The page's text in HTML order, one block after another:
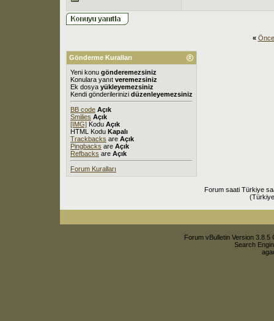
«
Gönderme Kuralları
Yeni konu gönderemezsiniz
Konulara yanıt veremezsiniz
Ek dosya yükleyemezsiniz
Kendi gönderilerinizi düzenleyemezsiniz
BB code Açık
Smilies Açık
[IMG] Kodu Açık
HTML Kodu Kapalı
Trackbacks are Açık
Pingbacks are Açık
Refbacks are Açık
Forum Kuralları
Forum saati Türkiye
Forum vBulletin Version
Search